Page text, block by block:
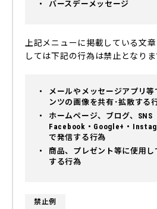
バースデーメッセージ
上記メニューに掲載している文
しては下記の行為は禁止となりま
メールやメッセージアプリ等
ンツの画像を共有･拡散する
ホームページ、ブログ、SNS
Facebook・Google+・
で発信する行為
商品、プレゼント等に使用し
する行為
禁止例